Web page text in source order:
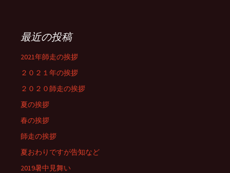
最近の投稿
2021年師走の挨拶
２０２１年の挨拶
２０２０師走の挨拶
夏の挨拶
春の挨拶
師走の挨拶
夏おわりですが告知など
2019暑中見舞い